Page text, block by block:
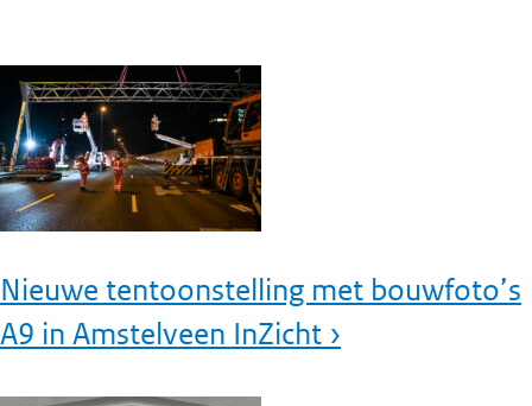
Nieuwe tentoonstelling met bouwfoto’s
A9 in Amstelveen InZicht ›